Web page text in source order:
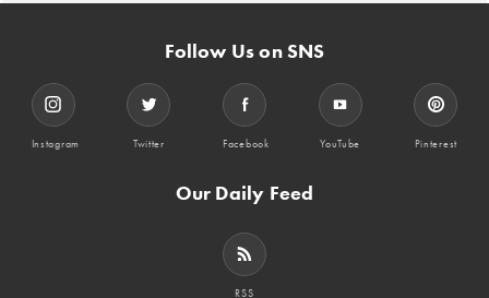
Follow Us on SNS
Instagram Twitter Facebook YouTube Pinterest
Our Daily Feed
RSS